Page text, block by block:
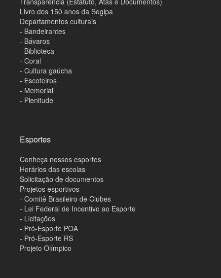
Livro dos 150 anos da Sogipa
Departamentos culturais
- Bandeirantes
- Bávaros
- Biblioteca
- Coral
- Cultura gaúcha
- Escoteiros
- Memorial
- Plenitude
Esportes
Conheça nossos esportes
Horários das escolas
Solicitação de documentos
Projetos esportivos
- Comitê Brasileiro de Clubes
- Lei Federal de Incentivo ao Esporte
- Licitações
- Pró-Esporte POA
- Pró-Esporte RS
Projeto Olímpico